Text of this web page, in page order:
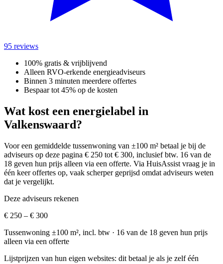
95 reviews
100% gratis & vrijblijvend
Alleen RVO-erkende energieadviseurs
Binnen 3 minuten meerdere offertes
Bespaar tot 45% op de kosten
Wat kost een energielabel in
Valkenswaard?
Voor een gemiddelde tussenwoning van ±100 m² betaal je bij de
adviseurs op deze pagina € 250 tot € 300, inclusief btw. 16 van de
18 geven hun prijs alleen via een offerte. Via HuisAssist vraag je in
één keer offertes op, vaak scherper geprijsd omdat adviseurs weten
dat je vergelijkt.
Deze adviseurs rekenen
€ 250 – € 300
Tussenwoning ±100 m², incl. btw · 16 van de 18 geven hun prijs
alleen via een offerte
Lijstprijzen van hun eigen websites: dit betaal je als je zelf één